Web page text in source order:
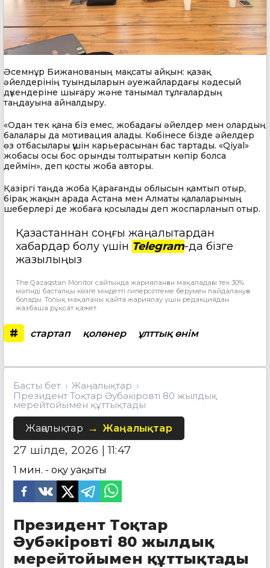
Әсемнұр Бижанованың мақсаты айқын: қазақ
әйелдерінің туындыларын әуежайлардағы кәдесый
дүкендеріне шығару және танымал тұлғалардың
таңдауына айналдыру.
«Одан тек қана біз емес, жобадағы әйелдер мен олардың
балалары да мотивация алады. Көбінесе бізде әйелдер
өз отбасылары үшін карьерасынан бас тартады. «Qiyal»
жобасы осы бос орынды толтыратын көпір болса
деймін», деп қосты жоба авторы.
Қазіргі таңда жоба Қарағанды облысын қамтып отыр,
бірақ жақын арада Астана мен Алматы қалаларының
шеберлері де жобаға қосылады деп жоспарланып отыр.
Қазақстаннан соңғы жаңалықтардан
хабардар болу үшін Telegram-да бізге
жазылыңыз
The Qazaqstan Monitor сайтында жарияланған мақаладағы тек 30%
мәтінді бастапқы көзге міндетті гиперсілтеме берумен пайдалануға
болады. Толық мақаланы қайта жариялау үшін редакциядан
жазбаша рұқсат қажет.
# стартап қолөнер ұлттық өнім
Басты бет
Жаңалықтар
Президент Тоқтар Әубәкіровті 80 жылдық
мерейтойымен құттықтады
Жаңалықтар Жаңалықтар
27 шілде, 2026 | 11:47
1 мин. - оқу уақыты
Президент Тоқтар
Әубәкіровті 80 жылдық
мерейтойымен құттықтады